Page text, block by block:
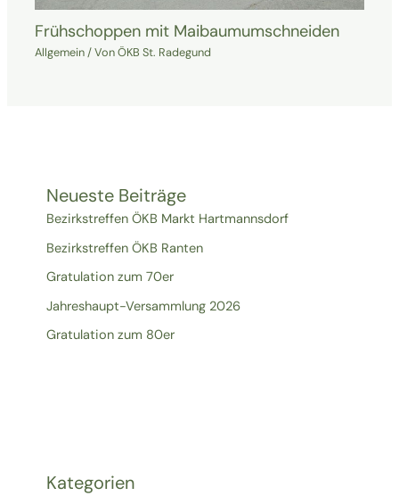
Frühschoppen mit Maibaumumschneiden
Allgemein/ VonÖKB St. Radegund
Neueste Beiträge
Bezirkstreffen ÖKB Markt Hartmannsdorf
Bezirkstreffen ÖKB Ranten
Gratulation zum 70er
Jahreshaupt-Versammlung 2026
Gratulation zum 80er
Kategorien